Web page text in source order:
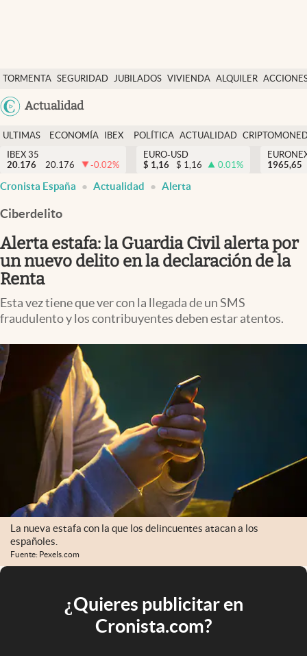
TORMENTA SEGURIDAD JUBILADOS VIVIENDA ALQUILER
USA
Actualidad
Economía y finanzas
Política
Actualidad
Criptomonedas
España
ULTIMAS
NOTICIAS
ECONOMÍA
FINANZAS
IBEX
EURO
POLÍTICA ACTUALIDAD
IBEX 35
20.176
20.176 -0.02%
EURO-USD
$ 1,16 $ 1,16 0.01%
1965,65
Cronista España Actualidad Alerta
Ciberdelito
Alerta estafa: la Guardia Civil alerta por
un nuevo delito en la declaración de la
Renta
Esta vez tiene que ver con la llegada de un SMS
fraudulento y los contribuyentes deben estar atentos.
La nueva estafa con la que los delincuentes atacan a los
españoles.
Fuente: Pexels.com
¿Quieres publicitar en
Cronista.com?